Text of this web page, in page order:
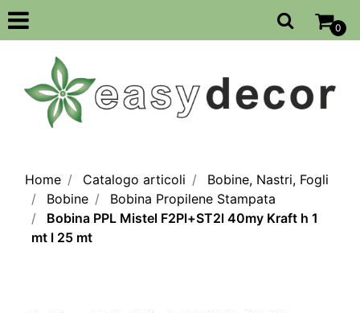
Open
0
Home Catalogo articoli
Bobine, Nastri, Fogli
Bobine
Bobina Propilene Stampata
Bobina PPL Mistel F2Pl+ST2l 40my Kraft h 1
mt l 25 mt